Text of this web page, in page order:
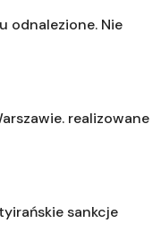
odnalezione. Nie
realizowane
sankcje